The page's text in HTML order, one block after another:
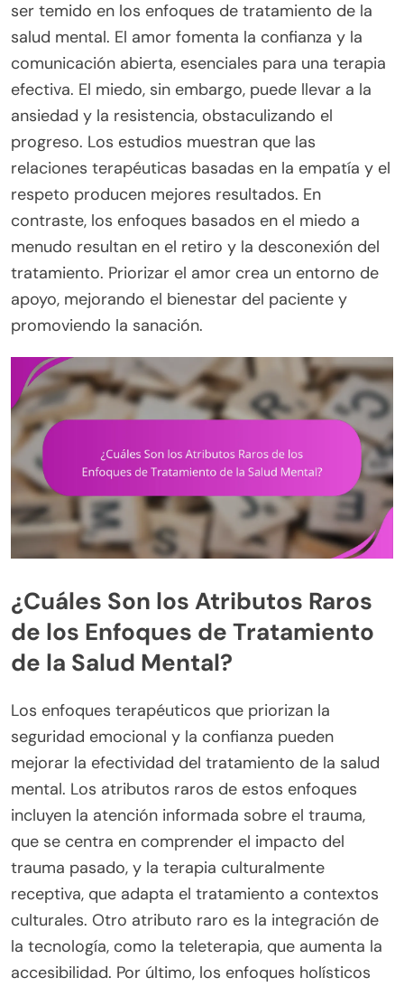
ser temido en los enfoques de tratamiento de la
salud mental. El amor fomenta la confianza y la
comunicación abierta, esenciales para una terapia
efectiva. El miedo, sin embargo, puede llevar a la
ansiedad y la resistencia, obstaculizando el
progreso. Los estudios muestran que las
relaciones terapéuticas basadas en la empatía y el
respeto producen mejores resultados. En
contraste, los enfoques basados en el miedo a
menudo resultan en el retiro y la desconexión del
tratamiento. Priorizar el amor crea un entorno de
apoyo, mejorando el bienestar del paciente y
promoviendo la sanación.
¿Cuáles Son los Atributos Raros
de los Enfoques de Tratamiento
de la Salud Mental?
Los enfoques terapéuticos que priorizan la
seguridad emocional y la confianza pueden
mejorar la efectividad del tratamiento de la salud
mental. Los atributos raros de estos enfoques
incluyen la atención informada sobre el trauma,
que se centra en comprender el impacto del
trauma pasado, y la terapia culturalmente
receptiva, que adapta el tratamiento a contextos
culturales. Otro atributo raro es la integración de
la tecnología, como la teleterapia, que aumenta la
accesibilidad. Por último, los enfoques holísticos